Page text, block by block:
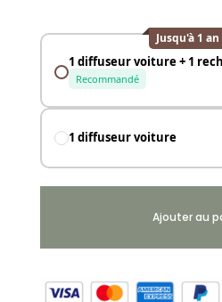
Jusqu'à 1
1 diffuseur voiture + 1
Recommandé
1 diffuseur voiture
Ajouter au